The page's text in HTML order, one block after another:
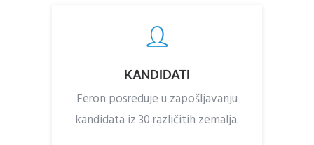
KANDIDATI
Feron posreduje u zapošljavanju
kandidata iz 30 različitih zemalja.